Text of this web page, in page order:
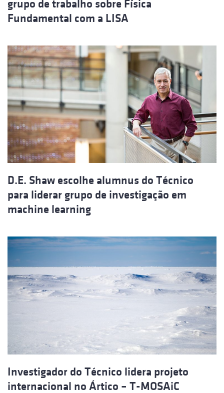
grupo de trabalho sobre Física
Fundamental com a LISA
D.E. Shaw escolhe alumnus do Técnico
para liderar grupo de investigação em
machine learning
Investigador do Técnico lidera projeto
internacional no Ártico – T-MOSAiC